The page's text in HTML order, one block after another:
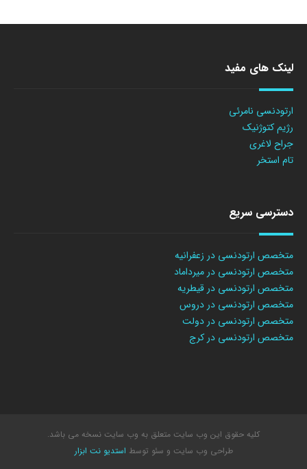
لینک های مفید
ارتودنسی نامرئی
رژیم کتوژنیک
جراح لاغری
تام استخر
دسترسی سریع
متخصص ارتودنسی در زعفرانیه
متخصص ارتودنسی در میرداماد
متخصص ارتودنسی در قیطریه
متخصص ارتودنسی در دروس
متخصص ارتودنسی در دولت
متخصص ارتودنسی در کرج
کلیه حقوق این وب سایت متعلق به وب سایت نسخه می باشد.
طراحی وب سایت و سئو توسط استدیو نت ابزار